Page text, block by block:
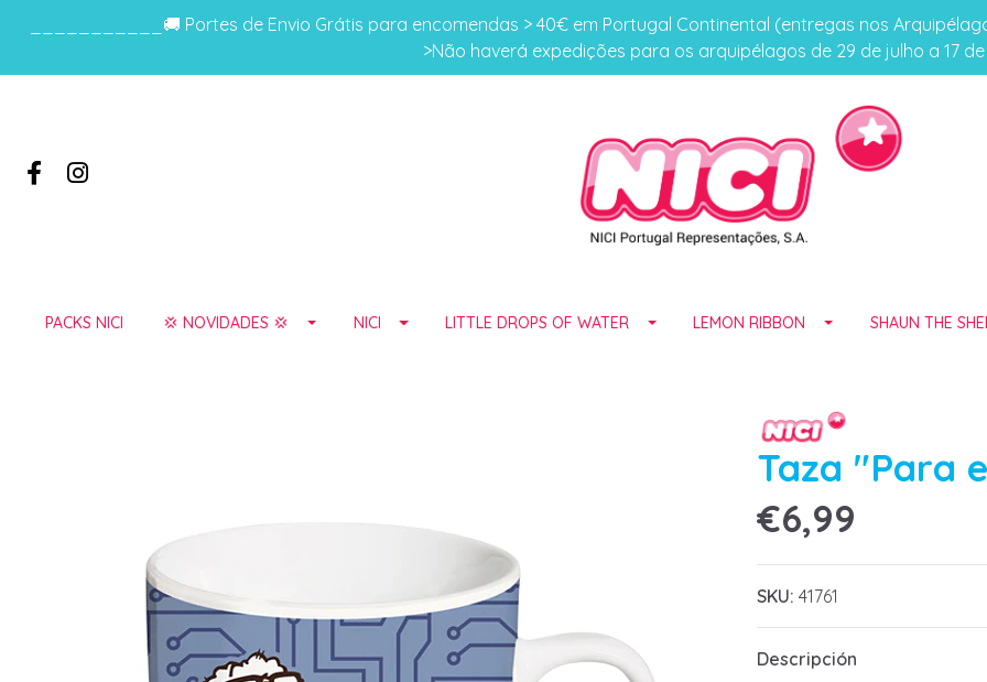
___________🚚 Portes de Envio Grátis para encomendas > 40€ em Portugal Continental (entregas nos
>Não haverá expedições para os arquipélagos de 29 de julho a 17
PACKS NICI 💢 NOVIDADES 💢 NICI LITTLE DROPS OF WATER LEMON RIBBON SHAUN THE
Taza "Para
€6,99
SKU: 41761
Descripción